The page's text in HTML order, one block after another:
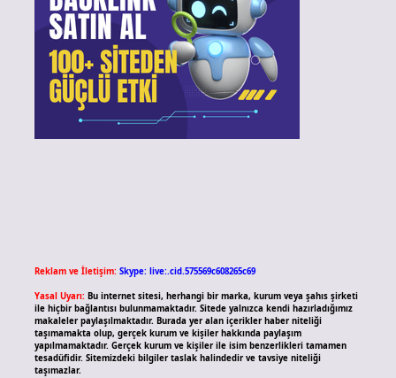
Reklam ve İletişim: Skype: live:.cid.575569c608265c69
Yasal Uyarı: Bu internet sitesi, herhangi bir marka, kurum veya şahıs şirketi
ile hiçbir bağlantısı bulunmamaktadır. Sitede yalnızca kendi hazırladığımız
makaleler paylaşılmaktadır. Burada yer alan içerikler haber niteliği
taşımamakta olup, gerçek kurum ve kişiler hakkında paylaşım
yapılmamaktadır. Gerçek kurum ve kişiler ile isim benzerlikleri tamamen
tesadüfidir. Sitemizdeki bilgiler taslak halindedir ve tavsiye niteliği
taşımazlar.